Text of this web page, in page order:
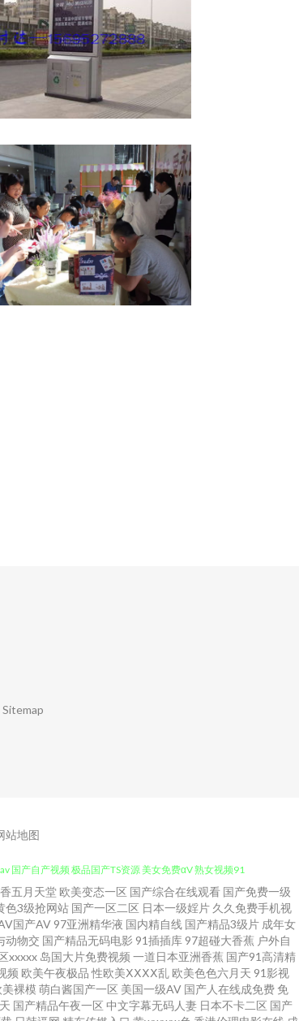
Sitemap
站地图
欧美韩日综日日骚 偷拍美女自蔚图 69欧洲 www性福导
国产自产视频 极品国产TS资源 美女免费αV 熟女视频91
色图91看片 久草咨源库 日韩AV操 婷婷激情香啪啪 最新
五月天堂 欧美变态一区 国产综合在线观看 国产免费一级
色3级抢网站 国产一区二区 日本一级婬片 久久免费手机视
国产AV 97亚洲精华液 国内精自线 国产精品3级片 成年女
动物交 国产精品无码电影 91插插库 97超碰大香蕉 户外自
xxxxx 岛国大片免费视频 一道日本亚洲香蕉 国产91高清精
频 欧美午夜极品 性欧美ⅩⅩⅩⅩ乱 欧美色色六月天 91影视
美裸模 萌白酱国产一区 美国一级AV 国产人在线成免费 免
国产精品午夜一区 中文字幕无码人妻 日本不卡二区 国产